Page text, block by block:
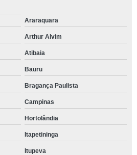
Araraquara
Arthur Alvim
Atibaia
Bauru
Bragança Paulista
Campinas
Hortolândia
Itapetininga
Itupeva